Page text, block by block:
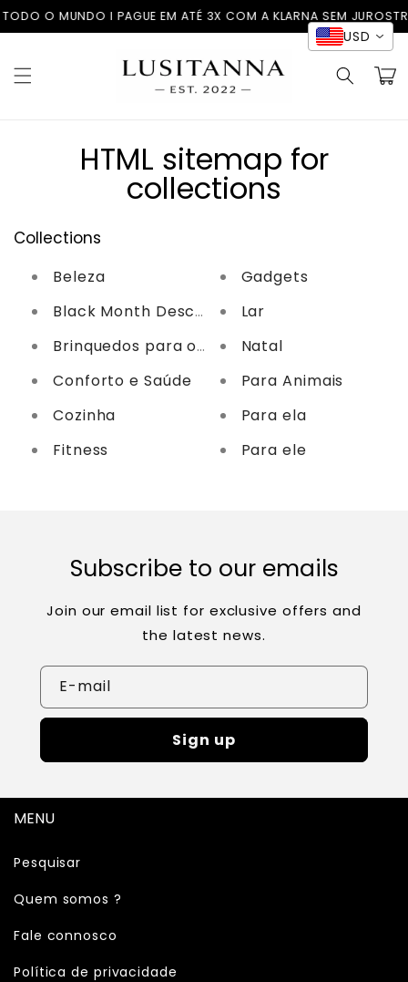
para o
conteúdo
O MUNDO I PAGUE EM ATÉ 3X COM A KLARNA SEM JUROS
HTML sitemap for
collections
Collections
Beleza
Black Month Descontos até -80%
Brinquedos para os mais novos
Conforto e Saúde
Cozinha
Fitness
Gadgets
Lar
Natal
Para Animais
Para ela
Para ele
Subscribe to our emails
Join our email list for exclusive offers and
the latest news.
E-mail
Sign up
MENU
Pesquisar
Quem somos ?
Fale connosco
Política de privacidade
USD